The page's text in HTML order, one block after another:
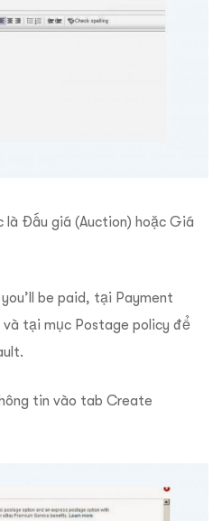
là Đấu giá (Auction) hoặc Giá
be paid, tại Payment
tại mục Postage policy để
tin vào tab Create